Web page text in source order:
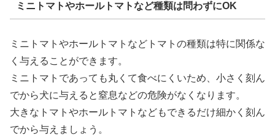
ミニトマトやホールトマトなど種類は問わずにOK
ミニトマトやホールトマトなどトマトの種類は特に関係な
く与えることができます。
ミニトマトであっても丸くて食べにくいため、小さく刻ん
でから犬に与えると窒息などの危険がなくなります。
大きなトマトやホールトマトなどもできるだけ細かく刻ん
でから与えましょう。